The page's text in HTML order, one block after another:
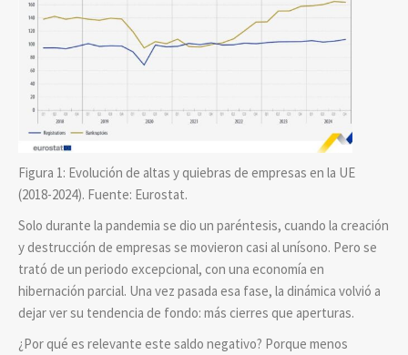
Figura 1: Evolución de altas y quiebras de empresas en la UE
(2018-2024). Fuente: Eurostat.
Solo durante la pandemia se dio un paréntesis, cuando la creación
y destrucción de empresas se movieron casi al unísono. Pero se
trató de un periodo excepcional, con una economía en
hibernación parcial. Una vez pasada esa fase, la dinámica volvió a
dejar ver su tendencia de fondo: más cierres que aperturas.
¿Por qué es relevante este saldo negativo? Porque menos